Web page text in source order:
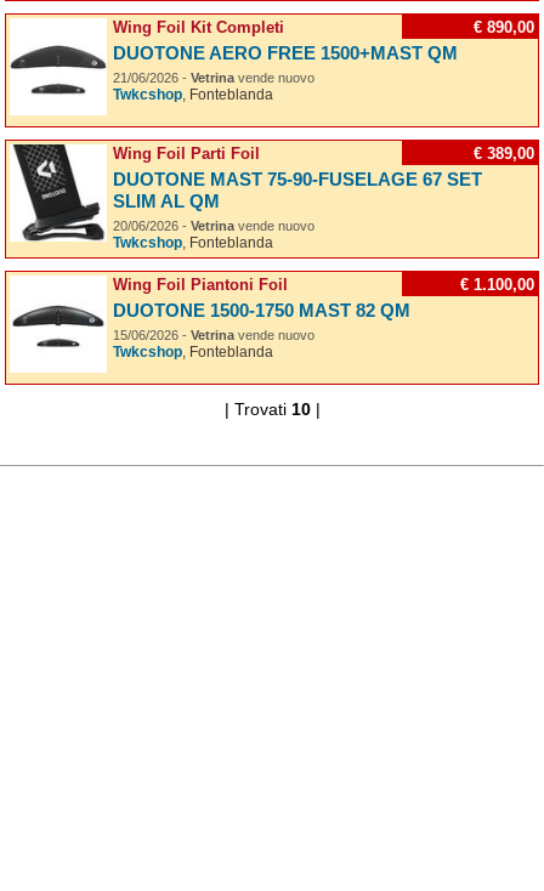
Wing Foil Kit Completi € 890,00
DUOTONE AERO FREE 1500+MAST QM
21/06/2026 - Vetrina vende nuovo
Twkcshop, Fonteblanda
Wing Foil Parti Foil € 389,00
DUOTONE MAST 75-90-FUSELAGE 67 SET
SLIM AL QM
20/06/2026 - Vetrina vende nuovo
Twkcshop, Fonteblanda
Wing Foil Piantoni Foil € 1.100,00
DUOTONE 1500-1750 MAST 82 QM
15/06/2026 - Vetrina vende nuovo
Twkcshop, Fonteblanda
| Trovati 10|